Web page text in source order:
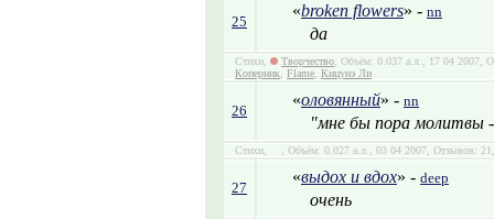
25
«broken flowers» - nn
да
Стихи, Творчество , Объём: 0.037 а.л., 17 04 2007,
Коперник Flame Кицунэ Ли
26
«оловянный» - nn
"мне бы пора молитвы -
Стихи, , Объём: 0.027 а.л., 03 04 2007, Отзывов:
27
«выдох и вдох» - deep
очень